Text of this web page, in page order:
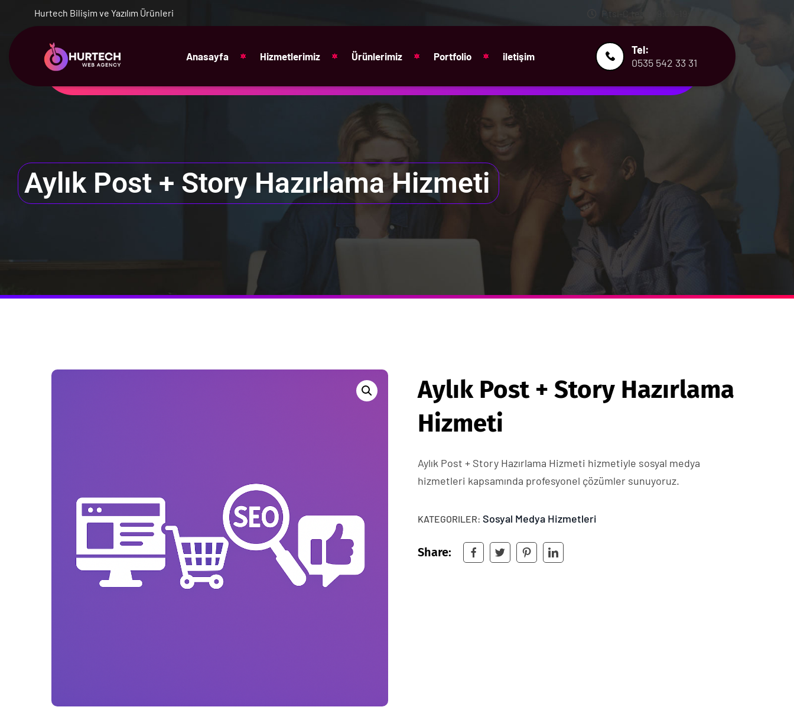
Hurtech Bilişim ve Yazılım Ürünleri
Anasayfa Hizmetlerimiz Ürünlerimiz Portfolio iletişim
Tel:
0535 542 33 31
Aylık Post + Story Hazırlama Hizmeti
Aylık Post + Story Hazırlama
Hizmeti
Aylık Post + Story Hazırlama Hizmeti hizmetiyle sosyal medya
hizmetleri kapsamında profesyonel çözümler sunuyoruz.
KATEGORILER: Sosyal Medya Hizmetleri
Share: